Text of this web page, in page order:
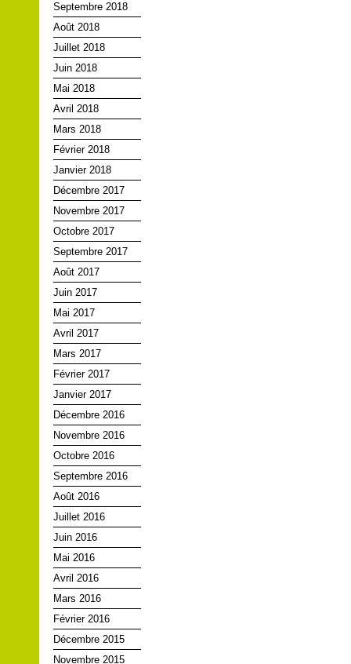
Septembre 2018
Août 2018
Juillet 2018
Juin 2018
Mai 2018
Avril 2018
Mars 2018
Février 2018
Janvier 2018
Décembre 2017
Novembre 2017
Octobre 2017
Septembre 2017
Août 2017
Juin 2017
Mai 2017
Avril 2017
Mars 2017
Février 2017
Janvier 2017
Décembre 2016
Novembre 2016
Octobre 2016
Septembre 2016
Août 2016
Juillet 2016
Juin 2016
Mai 2016
Avril 2016
Mars 2016
Février 2016
Décembre 2015
Novembre 2015